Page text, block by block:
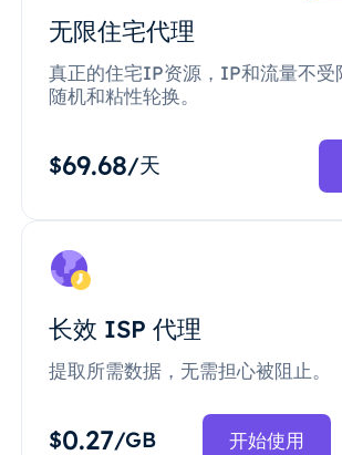
无限住宅代理
真正的住宅IP资源，IP和流量不受
随机和粘性轮换。
$69.68/天
长效 ISP 代理
提取所需数据，无需担心被阻止。
$0.27/GB 开始使用